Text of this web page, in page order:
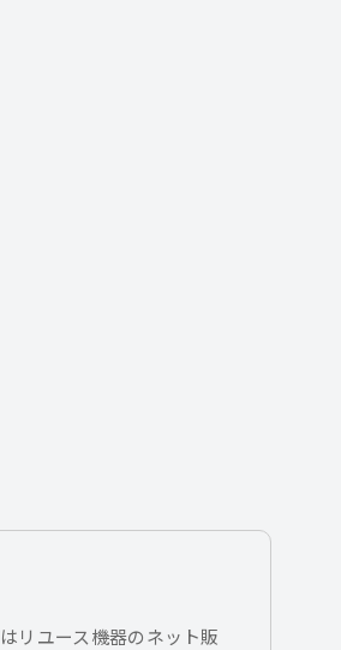
リユース機器のネット販